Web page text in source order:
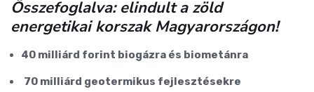
Összefoglalva: elindult a zöld
energetikai korszak Magyarországon!
40 milliárd forint biogázra és biometánra
70 milliárd geotermikus fejlesztésekre